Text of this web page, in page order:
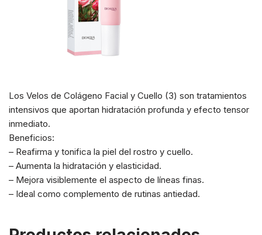
Los Velos de Colágeno Facial y Cuello (3) son tratamientos
intensivos que aportan hidratación profunda y efecto tensor
inmediato.
Beneficios:
– Reafirma y tonifica la piel del rostro y cuello.
– Aumenta la hidratación y elasticidad.
– Mejora visiblemente el aspecto de líneas finas.
– Ideal como complemento de rutinas antiedad.